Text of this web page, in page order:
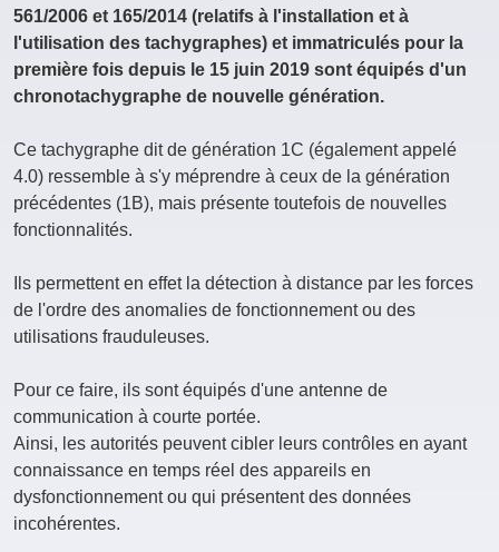
561/2006 et 165/2014 (relatifs à l'installation et à
l'utilisation des tachygraphes) et immatriculés pour la
première fois depuis le 15 juin 2019 sont équipés d'un
chronotachygraphe de nouvelle génération.
Ce tachygraphe dit de génération 1C (également appelé
4.0) ressemble à s'y méprendre à ceux de la génération
précédentes (1B), mais présente toutefois de nouvelles
fonctionnalités.
Ils permettent en effet la détection à distance par les forces
de l'ordre des anomalies de fonctionnement ou des
utilisations frauduleuses.
Pour ce faire, ils sont équipés d'une antenne de
communication à courte portée.
Ainsi, les autorités peuvent cibler leurs contrôles en ayant
connaissance en temps réel des appareils en
dysfonctionnement ou qui présentent des données
incohérentes.